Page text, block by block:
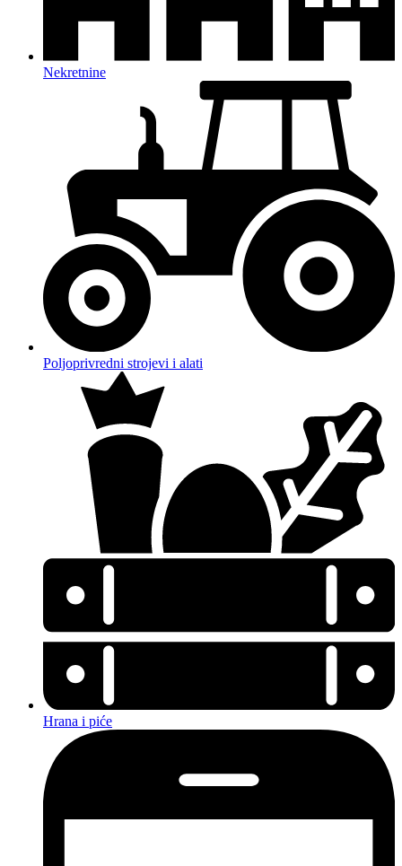
Nekretnine
Poljoprivredni strojevi i alati
Hrana i piće